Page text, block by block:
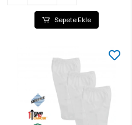
Sepete Ekle